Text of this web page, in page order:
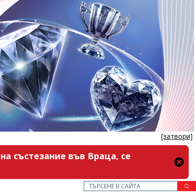
[затвори]
състезание във Враца, се